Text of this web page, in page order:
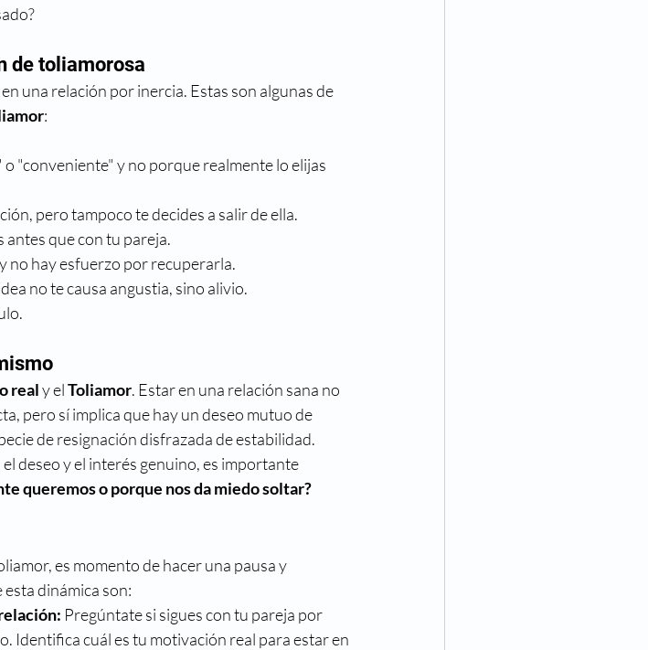
de toliamorosa
una relación por inercia. Estas son algunas de
:
"conveniente" y no porque realmente lo elijas
pero tampoco te decides a salir de ella.
antes que con tu pareja.
no hay esfuerzo por recuperarla.
no te causa angustia, sino alivio.
real y el Toliamor. Estar en una relación sana no
pero sí implica que hay un deseo mutuo de
de resignación disfrazada de estabilidad.
deseo y el interés genuino, es importante
queremos o porque nos da miedo soltar?
es momento de hacer una pausa y
dinámica son:
Pregúntate si sigues con tu pareja por
Identifica cuál es tu motivación real para estar en